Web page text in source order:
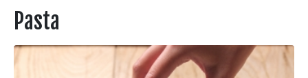
Pasta